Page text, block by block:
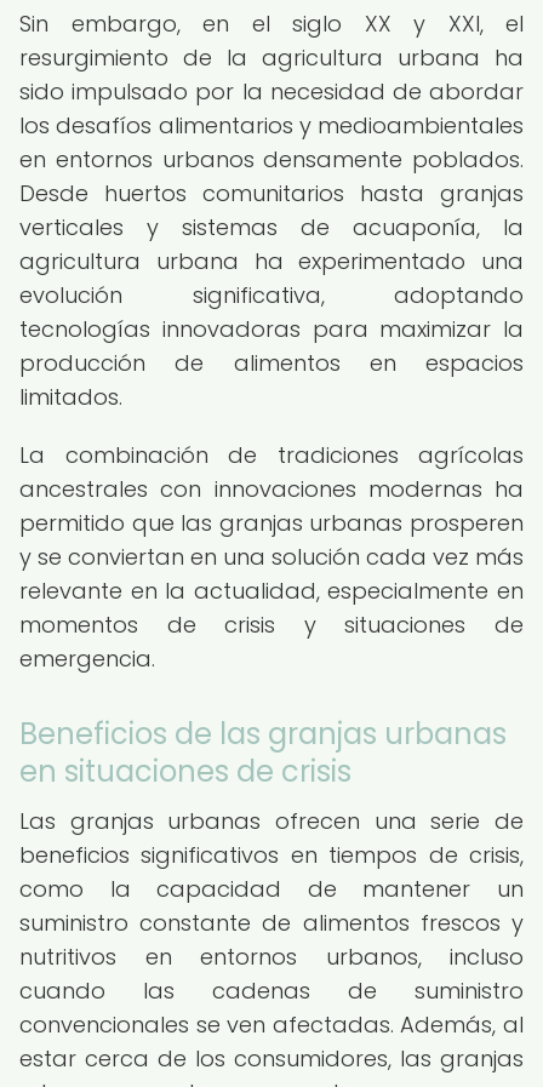
Sin embargo, en el siglo XX y XXI, el
resurgimiento de la agricultura urbana ha
sido impulsado por la necesidad de abordar
los desafíos alimentarios y medioambientales
en entornos urbanos densamente poblados.
Desde huertos comunitarios hasta granjas
verticales y sistemas de acuaponía, la
agricultura urbana ha experimentado una
evolución significativa, adoptando
tecnologías innovadoras para maximizar la
producción de alimentos en espacios
limitados.
La combinación de tradiciones agrícolas
ancestrales con innovaciones modernas ha
permitido que las granjas urbanas prosperen
y se conviertan en una solución cada vez más
relevante en la actualidad, especialmente en
momentos de crisis y situaciones de
emergencia.
Beneficios de las granjas urbanas
en situaciones de crisis
Las granjas urbanas ofrecen una serie de
beneficios significativos en tiempos de crisis,
como la capacidad de mantener un
suministro constante de alimentos frescos y
nutritivos en entornos urbanos, incluso
cuando las cadenas de suministro
convencionales se ven afectadas. Además, al
estar cerca de los consumidores, las granjas